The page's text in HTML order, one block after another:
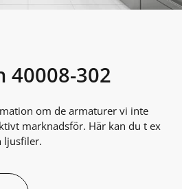
40008-302
om de armaturer vi inte
marknadsför. Här kan du t ex
ljusfiler.